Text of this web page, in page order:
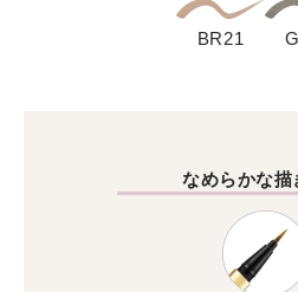
BR21
なめらかな描